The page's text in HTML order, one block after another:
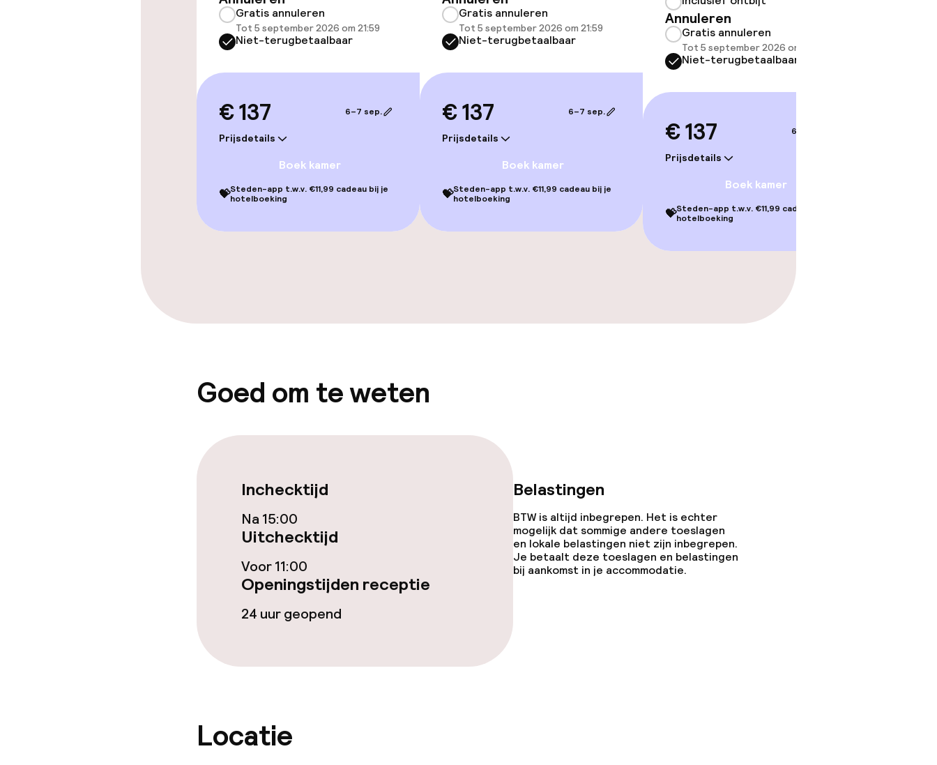
Betaalde wifi
Eet- en drinkgelegenheden
Restaurant
Eet- en drinkdiensten
Gratis annuleren
Tot 5 september 2026 om 21:59
Niet-terugbetaalbaar
€ 137
Prijsdetails
6–7 sep.
Boek kamer
💝Steden-app t.w.v. €11,99 cadeau bij je
hotelboeking
Gratis annuleren
Tot 5 september 2026 om 21:59
Niet-terugbetaalbaar
€ 137
Prijsdetails
6–7 sep.
Boek kamer
💝Steden-app t.w.v. €11,99 cadeau bij je
hotelboeking
Annuleren
Gratis annuleren
Tot 5 september 2026 om 21:59
Niet-terugbetaalbaar
€ 137
Prijsdetails
6–7 sep.
Boek kamer
💝Steden-app t.w.v. €11,99 cadeau bij je
hotelboeking
Goed om te weten
Inchecktijd
Na 15:00
Uitchecktijd
Voor 11:00
Openingstijden receptie
24 uur geopend
Belastingen
BTW is altijd inbegrepen. Het is echter
mogelijk dat sommige andere toeslagen
en lokale belastingen niet zijn inbegrepen.
Je betaalt deze toeslagen en belastingen
bij aankomst in je accommodatie.
Locatie